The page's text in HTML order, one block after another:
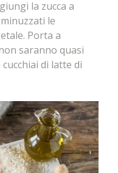
la zucca a
le
Porta a
saranno quasi
di latte di